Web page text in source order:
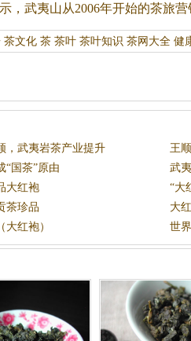
，武夷山从2006年开始的茶旅
茶文化 茶 茶叶 茶叶知识 茶网大全 健
，武夷岩茶产业提升
王
“国茶”原由
武
大红袍
“大
茶珍品
大
大红袍）
世